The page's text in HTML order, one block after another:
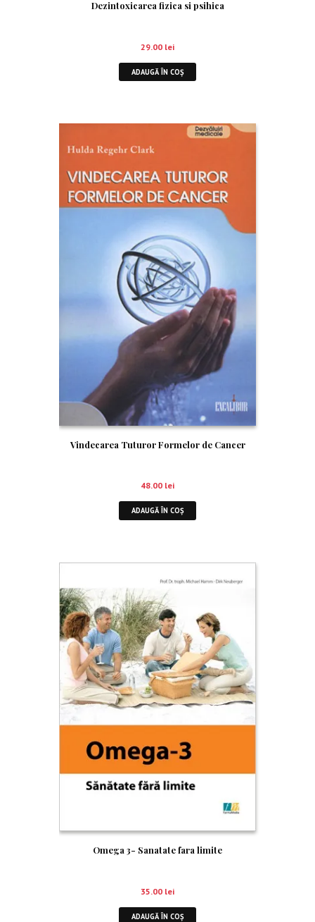
Dezintoxicarea fizica si psihica
29.00 lei
ADAUGĂ ÎN COȘ
Vindecarea Tuturor Formelor de Cancer
48.00 lei
ADAUGĂ ÎN COȘ
Omega 3- Sanatate fara limite
35.00 lei
ADAUGĂ ÎN COȘ